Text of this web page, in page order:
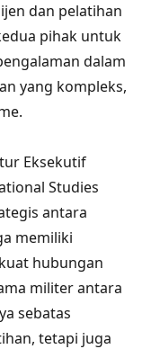
dan pelatihan
pihak untuk
dalam
yang kompleks,
Eksekutif
Studies
antara
memiliki
hubungan
militer antara
sebatas
tetapi juga